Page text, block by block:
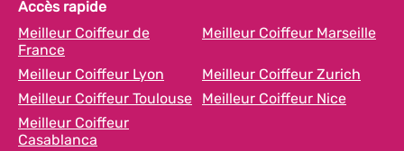
Accès rapide
Meilleur Coiffeur de
France
Meilleur Coiffeur Marseille
Meilleur Coiffeur Lyon
Meilleur Coiffeur Zurich
Meilleur Coiffeur Toulouse
Meilleur Coiffeur Nice
Meilleur Coiffeur
Casablanca